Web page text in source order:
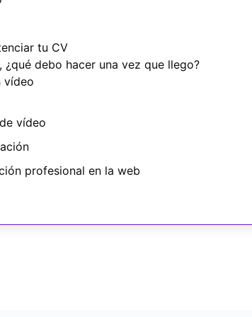
tu CV
debo hacer una vez que llego?
vídeo
vídeo
profesional en la web